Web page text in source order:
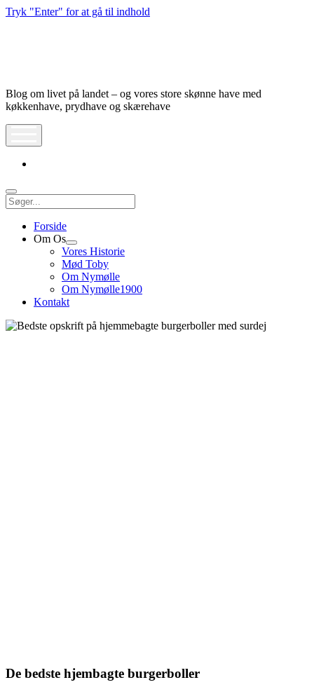
Tryk "Enter" for at gå til indhold
Blog om livet på landet – og vores store skønne have med
køkkenhave, prydhave og skærehave
Søg
Forside
Om Os
Åbn
dropdown
meny
Vores Historie
Mød Toby
Om Nymølle
Om Nymølle1900
Kontakt
De bedste hjembagte burgerboller